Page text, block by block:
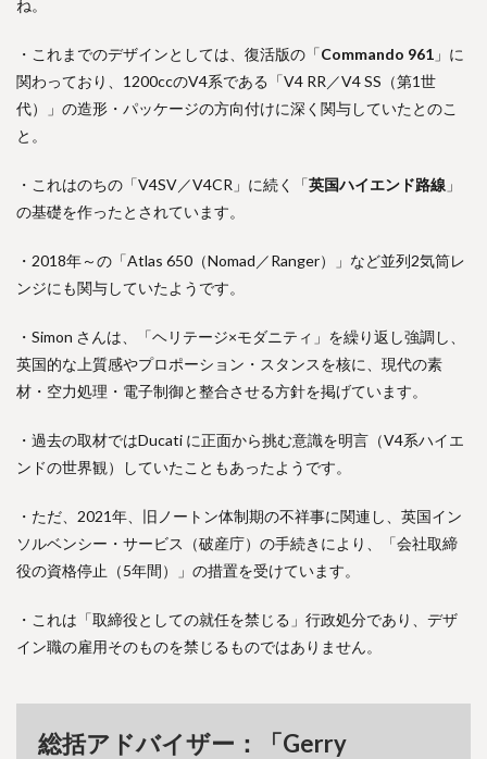
ね。
・これまでのデザインとしては、復活版の「Commando 961 」に
関わっており、1200ccのV4系である「V4 RR／V4 SS（第1世
代）」の造形・パッケージの方向付けに深く関与していたとのこ
と。
・これはのちの「V4SV／V4CR」に続く「英国ハイエンド路線 」
の基礎を作ったとされています。
・2018年～の「Atlas 650（Nomad／Ranger）」など並列2気筒レ
ンジにも関与していたようです。
・Simon さんは、「ヘリテージ×モダニティ」を繰り返し強調し、
英国的な上質感やプロポーション・スタンスを核に、現代の素
材・空力処理・電子制御と整合させる方針を掲げています。
・過去の取材ではDucati に正面から挑む意識を明言（V4系ハイエ
ンドの世界観）していたこともあったようです。
・ただ、2021年、旧ノートン体制期の不祥事に関連し、英国イン
ソルベンシー・サービス（破産庁）の手続きにより、「会社取締
役の資格停止（5年間）」の措置を受けています。
・これは「取締役としての就任を禁じる」行政処分であり、デザ
イン職の雇用そのものを禁じるものではありません。
総括アドバイザー：「Gerry